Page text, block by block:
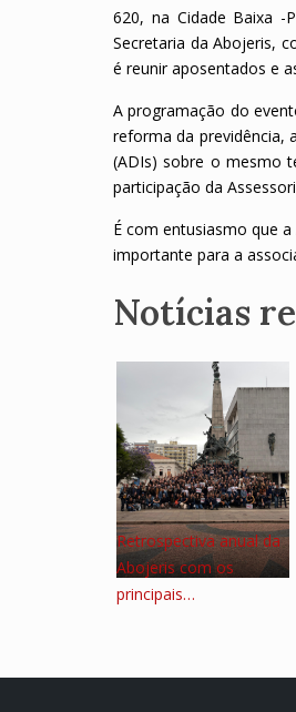
620, na Cidade Baixa -
Secretaria da Abojeris,
é reunir aposentados e
A programação do
reforma da previdência,
(ADIs) sobre o mesmo
participação da
É com entusiasmo que a
importante para a
Notícias
Retrospectiva anual da
Abojeris com os
principais…